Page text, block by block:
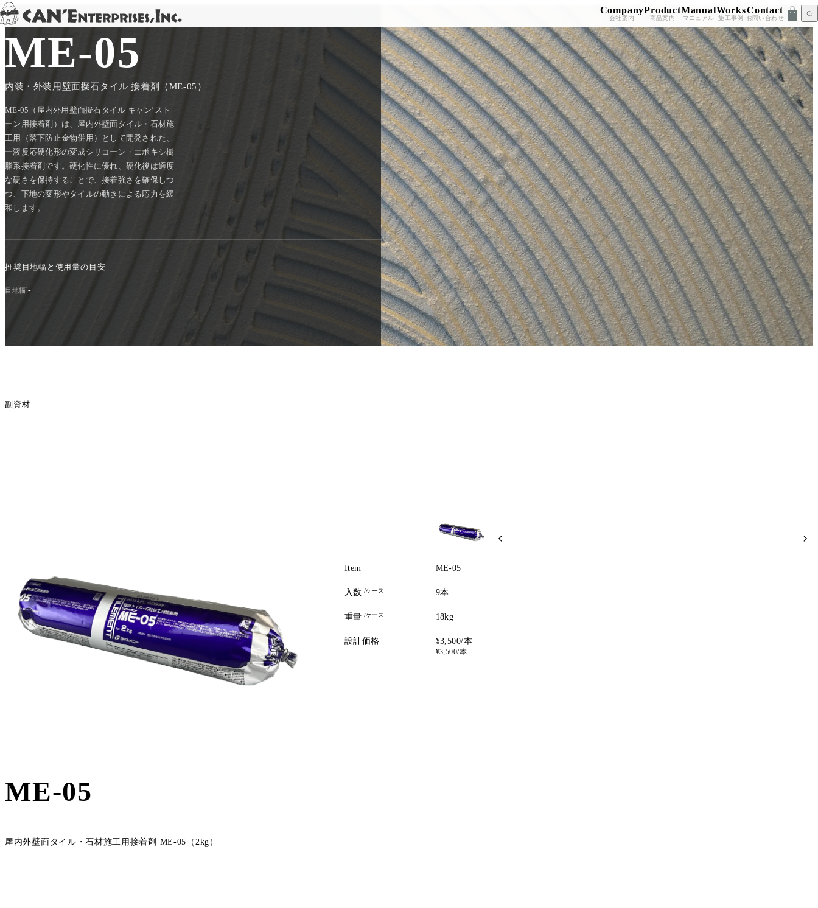
Skip to content Company
会社案内
Product
商品案内
Manual
マニュアル
Works
施工事例
Contact
お問い合わせ
TOP / PRODUCT / ME-05
ME-05
内装・外装用壁面擬石タイル 接着剤（ME-05）
ME-05（屋内外用壁面擬石タイル キャン’スト
ーン用接着剤）は、屋内外壁面タイル・石材施
工用（落下防止金物併用）として開発された、
一液反応硬化形の変成シリコーン・エポキシ樹
脂系接着剤です。硬化性に優れ、硬化後は適度
な硬さを保持することで、接着強さを確保しつ
つ、下地の変形やタイルの動きによる応力を緩
和します。
推奨目地幅と使用量の目安
目地幅'-
副資材
ME-05
屋内外壁面タイル・石材施工用接着剤 ME-05（2kg）
Item
入数 /ケース
重量 /ケース
設計価格
ME-05
9本
18kg
¥3,500/本
¥3,500/本